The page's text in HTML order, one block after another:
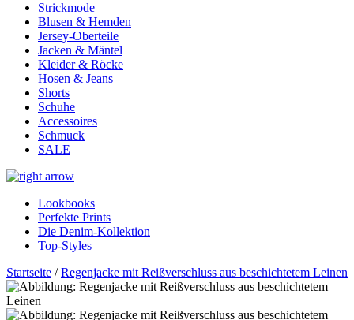
Strickmode
Blusen & Hemden
Jersey-Oberteile
Jacken & Mäntel
Kleider & Röcke
Hosen & Jeans
Shorts
Schuhe
Accessoires
Schmuck
SALE
Lookbooks
Perfekte Prints
Die Denim-Kollektion
Top-Styles
Startseite /Regenjacke mit Reißverschluss aus beschichtetem Leinen